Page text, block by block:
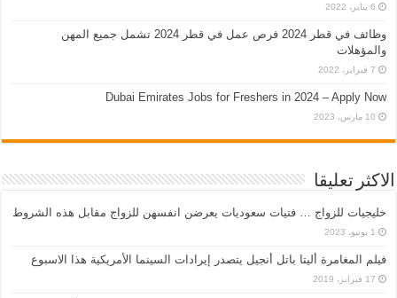
6 يناير، 2022
وظائف في قطر 2024 فرص عمل في قطر 2024 تشمل جميع المهن
والمؤهلات
7 فبراير، 2022
Dubai Emirates Jobs for Freshers in 2024 – Apply Now
10 مارس، 2023
الاكثر تعليقا
خليجيات للزواج … فتيات سعوديات يعرضن انفسهن للزواج مقابل هذه الشروط
1 يونيو، 2023
فيلم المغامرة أليتا‭ ‬باتل أنجيل يتصدر إيرادات السينما الأمريكية هذا الاسبوع
17 فبراير، 2019